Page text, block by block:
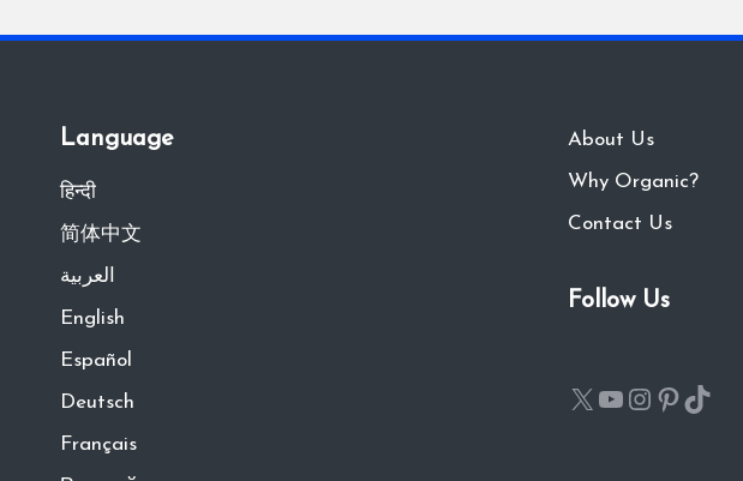
Language
हिन्दी
简体中文
العربية
English
Español
Deutsch
Français
About Us
Why Organic?
Contact Us
Follow Us